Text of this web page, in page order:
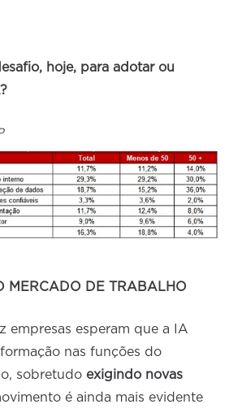
hoje, para adotar ou
MERCADO DE TRABALHO
empresas esperam que a IA
nas funções do
sobretudo exigindo novas
é ainda mais evidente